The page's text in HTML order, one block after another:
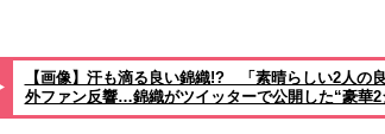
【画像】汗も滴る良い錦織!? 「素晴らしい2人の
外ファン反響…錦織がツイッターで公開した“豪華2